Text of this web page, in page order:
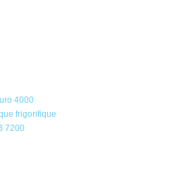
4000
frigorifique
7200